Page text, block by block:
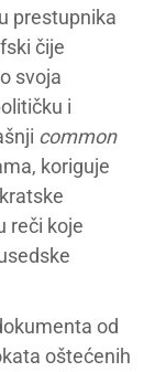
prestupnika
čije
svoja
i
common
koriguje
reči koje
od
oštećenih